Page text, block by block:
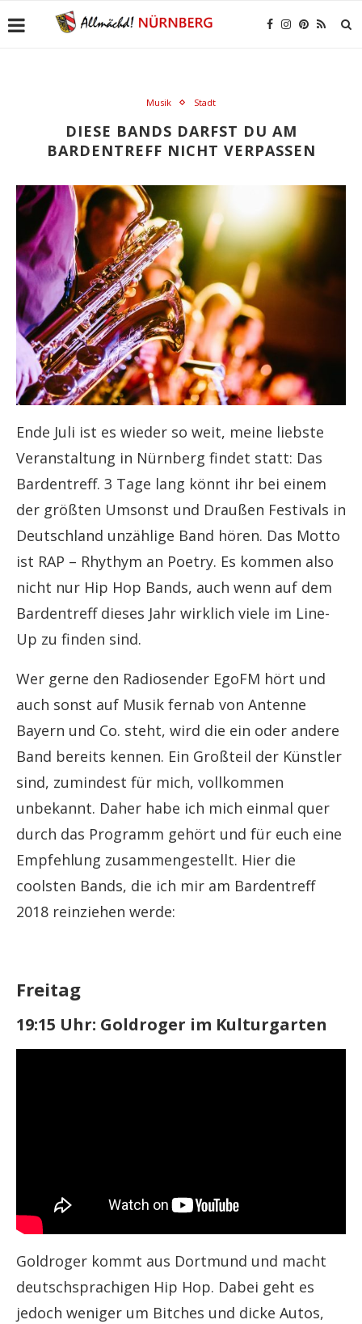
Musik Stadt
DIESE BANDS DARFST DU AM
BARDENTREFF NICHT VERPASSEN
Ende Juli ist es wieder so weit, meine liebste
Veranstaltung in Nürnberg findet statt: Das
Bardentreff. 3 Tage lang könnt ihr bei einem
der größten Umsonst und Draußen Festivals in
Deutschland unzählige Band hören. Das Motto
ist RAP – Rhythym an Poetry. Es kommen also
nicht nur Hip Hop Bands, auch wenn auf dem
Bardentreff dieses Jahr wirklich viele im Line-
Up zu finden sind.
Wer gerne den Radiosender EgoFM hört und
auch sonst auf Musik fernab von Antenne
Bayern und Co. steht, wird die ein oder andere
Band bereits kennen. Ein Großteil der Künstler
sind, zumindest für mich, vollkommen
unbekannt. Daher habe ich mich einmal quer
durch das Programm gehört und für euch eine
Empfehlung zusammengestellt. Hier die
coolsten Bands, die ich mir am Bardentreff
2018 reinziehen werde:
Freitag
19:15 Uhr: Goldroger im Kulturgarten
Goldroger kommt aus Dortmund und macht
deutschsprachigen Hip Hop. Dabei geht es
jedoch weniger um Bitches und dicke Autos,